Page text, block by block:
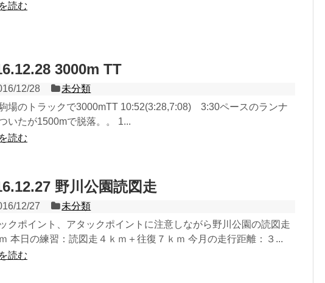
読む
3000m TT
12/28
未分類
場のトラックで3000mTT 10:52(3:28,7:08) 3:30ペースのランナ
いたが1500mで脱落。。 1...
読む
野川公園読図走
12/27
未分類
クポイント、アタックポイントに注意しながら野川公園の読図走
本日の練習：読図走４ｋｍ＋往復７ｋｍ 今月の走行距離：３...
読む